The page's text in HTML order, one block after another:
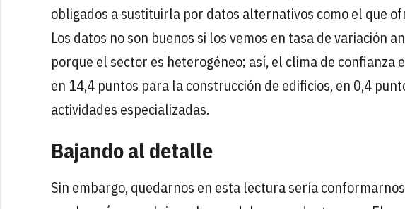
obligados a sustituirla por datos alternativos como el que
Los datos no son buenos si los vemos en tasa de variación
porque el sector es heterogéneo; así, el clima de
en 14,4 puntos para la construcción de edificios, en 0,4
actividades especializadas.
Bajando al detalle
Sin embargo, quedarnos en esta lectura sería